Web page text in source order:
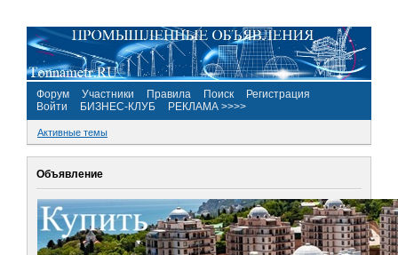
Форум Участники Правила Поиск
Регистрация
Войти
БИЗНЕС-КЛУБ РЕКЛАМА >>>>
Активные темы
Объявление